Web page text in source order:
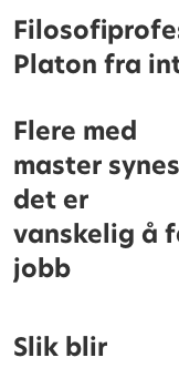
Platon fra
Flere med
master synes
det er
vanskelig å
jobb
Slik blir